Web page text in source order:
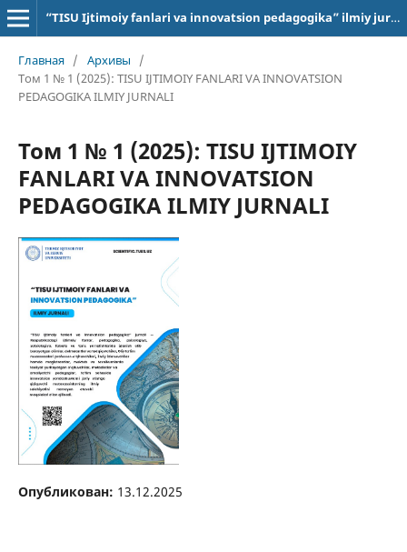
“TISU Ijtimoiy fanlari va innovatsion pedagogika” ilmiy jurnali
Главная / Архивы
/
Том 1 № 1 (2025): TISU IJTIMOIY FANLARI VA INNOVATSION
PEDAGOGIKA ILMIY JURNALI
Том 1 № 1 (2025): TISU IJTIMOIY
FANLARI VA INNOVATSION
PEDAGOGIKA ILMIY JURNALI
Опубликован: 13.12.2025